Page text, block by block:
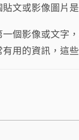
文或影像圖片
個影像或文字
用的資訊，這